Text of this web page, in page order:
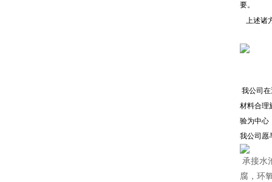
要。
上述诸
我公司
材料合理
验为中心
我公司愿
承接水
腐，环